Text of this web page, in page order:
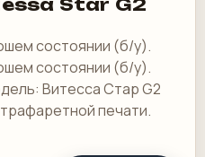
Star G2
состоянии (б/у).
состоянии (б/у).
Витесса Стар G2
печати.